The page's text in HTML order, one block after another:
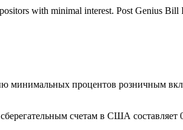
with minimal interest. Post Genius
минимальных процентов розничным
счетам в США